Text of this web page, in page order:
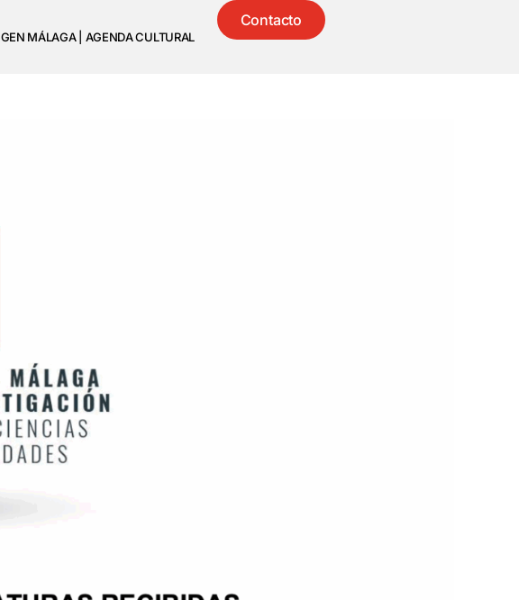
GEN MÁLAGA | AGENDA CULTURAL
Contacto